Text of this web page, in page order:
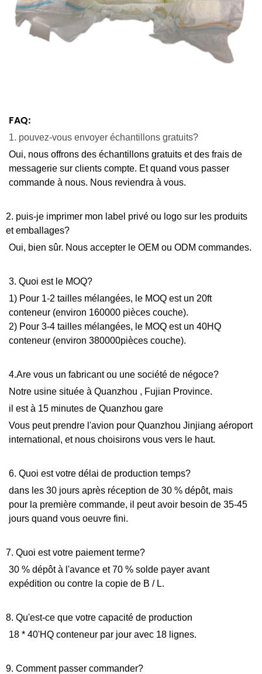
FAQ:
1. pouvez-vous envoyer échantillons gratuits?
Oui, nous offrons des échantillons gratuits et des frais de
messagerie sur clients compte. Et quand vous passer
commande à nous. Nous reviendra à vous.
2. puis-je imprimer mon label privé ou logo sur les produits
et emballages?
Oui, bien sûr. Nous accepter le OEM ou ODM commandes.
3. Quoi est le MOQ?
1) Pour 1-2 tailles mélangées, le MOQ est un 20ft
conteneur (environ 160000 pièces couche).
2) Pour 3-4 tailles mélangées, le MOQ est un 40HQ
conteneur (environ 380000pièces couche).
4.Are vous un fabricant ou une société de négoce?
Notre usine située à Quanzhou , Fujian Province.
il est à 15 minutes de Quanzhou gare
Vous peut prendre l'avion pour Quanzhou Jinjiang aéroport
international, et nous choisirons vous vers le haut.
6. Quoi est votre délai de production temps?
dans les 30 jours après réception de 30 % dépôt, mais
pour la première commande, il peut avoir besoin de 35-45
jours quand vous oeuvre fini.
7. Quoi est votre paiement terme?
30 % dépôt à l'avance et 70 % solde payer avant
expédition ou contre la copie de B / L.
8. Qu'est-ce que votre capacité de production
18 * 40'HQ conteneur par jour avec 18 lignes.
9. Comment passer commander?